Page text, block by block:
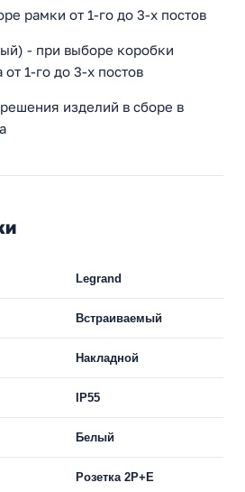
рамки от 1-го до 3-х постов
- при выборе коробки
1-го до 3-х постов
изделий в сборе в
Legrand
Встраиваемый
Накладной
IP55
Белый
Розетка 2Р+Е